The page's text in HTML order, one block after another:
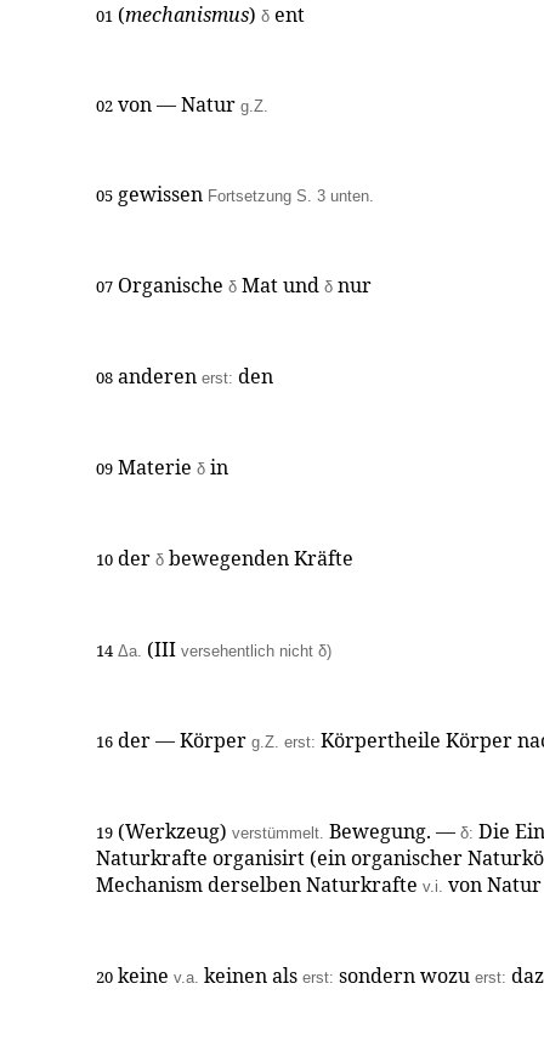
01 (mechanismus) δ ent
02 von — Natur g.Z.
05 gewissen Fortsetzung S. 3 unten.
07 Organische δ Mat und δ nur
08 anderen erst: den
09 Materie δ in
10 der δ bewegenden Kräfte
14 Δa. (III versehentlich nicht δ)
16 der — Körper g.Z. erst: Körpertheile Körper
19 (Werkzeug) verstümmelt. Bewegung. — δ: Die
Naturkrafte organisirt (ein organischer
Mechanism derselben Naturkrafte v.i. von Natur
20 keine v.a. keinen als erst: sondern wozu erst: